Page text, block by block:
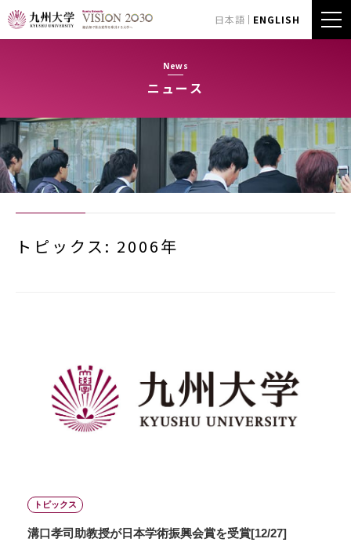
日本語 ENGLISH
News
ニュース
トピックス: 2006年
トピックス
溝口孝司助教授が日本学術振興会賞を受賞[12/27]